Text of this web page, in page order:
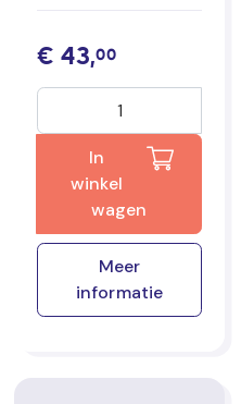
€ 43,00
In
winkel
wagen
Meer
informatie